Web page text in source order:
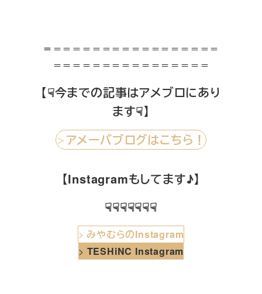
＝ ＝＝＝＝＝＝＝＝＝＝＝＝＝＝＝＝＝
＝＝＝＝＝＝＝＝＝＝＝＝＝＝＝＝
【☟今までの記事はアメブロにあり
ます☟】
＞アメーバブログはこちら！
【Instagramもしてます♪】
☟☟☟☟☟☟☟
>みやむらのInstagram
> TESHiNC Instagram